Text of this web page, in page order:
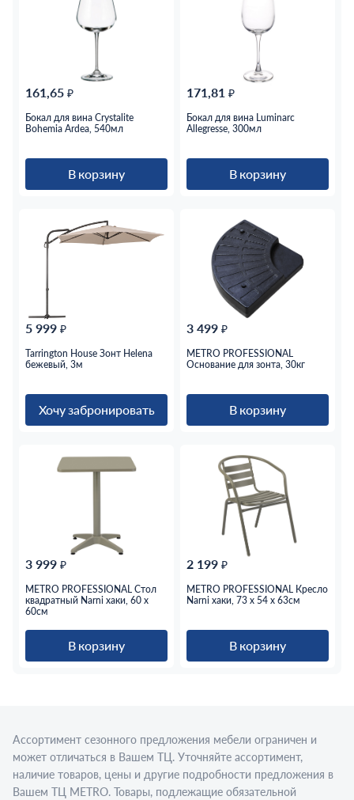
161,65 ₽
Бокал для вина Crystalite
Bohemia Ardea, 540мл
В корзину
171,81 ₽
Бокал для вина Luminarc
Allegresse, 300мл
В корзину
5 999 ₽
Tarrington House Зонт Helena
бежевый, 3м
Хочу забронировать
3 499 ₽
METRO PROFESSIONAL
Основание для зонта, 30кг
В корзину
3 999 ₽
METRO PROFESSIONAL Стол
квадратный Narni хаки, 60 x
60см
В корзину
2 199 ₽
METRO PROFESSIONAL Кресло
Narni хаки, 73 x 54 x 63см
В корзину
Ассортимент сезонного предложения мебели ограничен и
может отличаться в Вашем ТЦ. Уточняйте ассортимент,
наличие товаров, цены и другие подробности предложения в
Вашем ТЦ МЕТRО. Товары, подлежащие обязательной